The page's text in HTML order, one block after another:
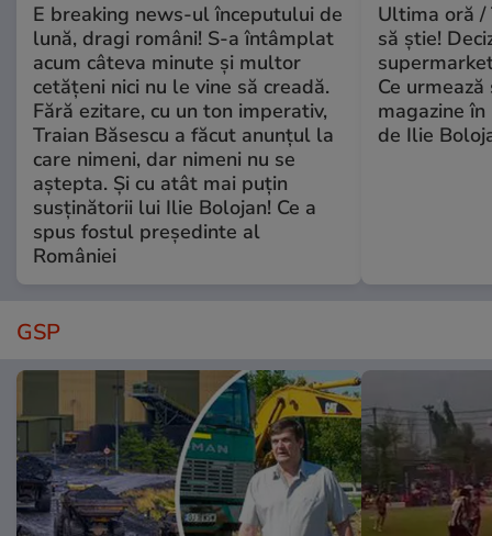
E breaking news-ul începutului de
lună, dragi români! S-a întâmplat
acum câteva minute și multor
cetățeni nici nu le vine să creadă.
Fără ezitare, cu un ton imperativ,
Traian Băsescu a făcut anunțul la
care nimeni, dar nimeni nu se
aștepta. Și cu atât mai puțin
susținătorii lui Ilie Bolojan! Ce a
spus fostul președinte al
României
Ultima oră /
să știe!
Ce
magazine
de Ilie
GSP